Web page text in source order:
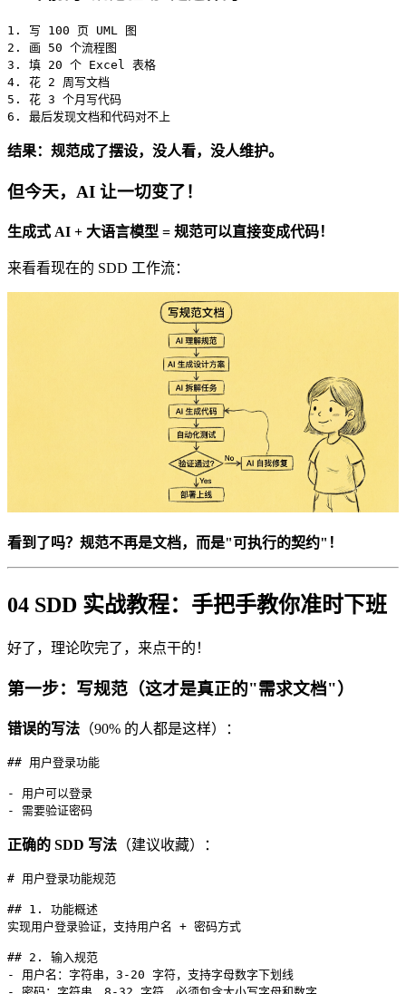
1. 写 100 页 UML 图
2. 画 50 个流程图
3. 填 20 个 Excel 表格
4. 花 2 周写文档
5. 花 3 个月写代码
6. 最后发现文档和代码对不上
结果：规范成了摆设，没人看，没人维护。
但今天，AI 让一切变了！
生成式 AI + 大语言模型 = 规范可以直接变成代码！
来看看现在的 SDD 工作流：
看到了吗？规范不再是文档，而是"可执行的契约"！
04 SDD 实战教程：手把手教你准时下班
好了，理论吹完了，来点干的！
第一步：写规范（这才是真正的"需求文档"）
错误的写法 （90% 的人都是这样）：
## 用户登录功能
- 用户可以登录
- 需要验证密码
正确的 SDD 写法 （建议收藏）：
# 用户登录功能规范
## 1. 功能概述
实现用户登录验证，支持用户名 + 密码方式
## 2. 输入规范
- 用户名：字符串，3-20 字符，支持字母数字下划线